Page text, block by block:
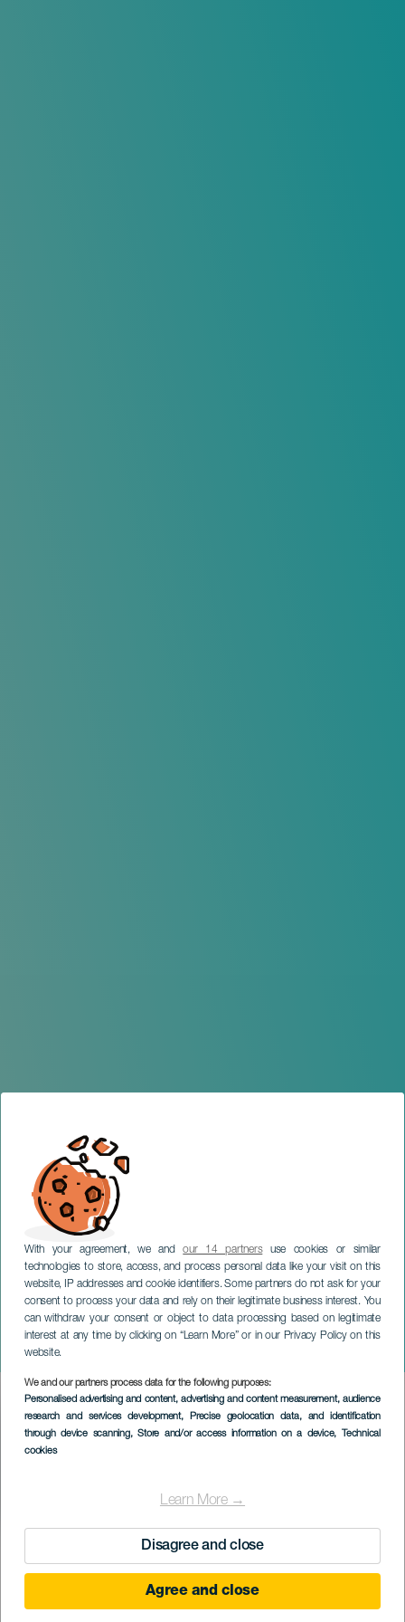
With your agreement, we andour 14 partnersuse cookies or similar
technologies to store, access, and process personal data like your visit on this
website, IP addresses and cookie identifiers. Some partners do not ask for your
consent to process your data and rely on their legitimate business interest. You
can withdraw your consent or object to data processing based on legitimate
interest at any time by clicking on “Learn More” or in our Privacy Policy on this
website.
We and our partners process data for the following purposes:
Personalised advertising and content, advertising and content measurement, audience
research and services development, Precise geolocation data, and identification
through device scanning, Store and/or access information on a device, Technical
cookies
Learn More →
Disagree and close
Agree and close
Fleurs
TENERIFE
Imagen
Listado
PROBĚHLÉ AKCE